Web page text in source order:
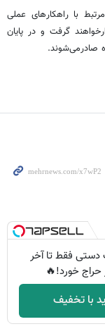
با راهکارهای عملی
گرفت و در پایان
صادرمی‌شوند.
فقط تا آخر
حراج خورد!🔥
با تخفیف